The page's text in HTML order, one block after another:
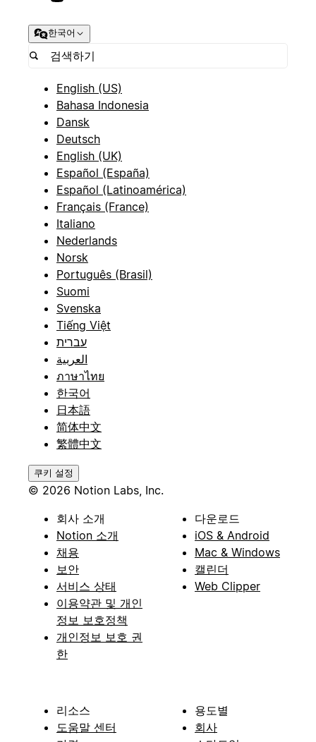
한국어
English (US)
Bahasa Indonesia
Dansk
Deutsch
English (UK)
Español (España)
Español (Latinoamérica)
Français (France)
Italiano
Nederlands
Norsk
Português (Brasil)
Suomi
Svenska
Tiếng Việt
עברית
العربية
ภาษาไทย
한국어
日本語
简体中文
繁體中文
쿠키 설정
© 2026 Notion Labs, Inc.
회사 소개
Notion 소개
채용
보안
서비스 상태
이용약관 및 개인
정보 보호정책
개인정보 보호 권
한
다운로드
iOS & Android
Mac & Windows
캘린더
Web Clipper
리소스
도움말 센터
용도별
회사